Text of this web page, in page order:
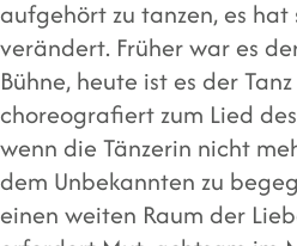
aufgehört zu tanzen, es
verändert. Früher war es
Bühne, heute ist es der
choreografiert zum Lied
wenn die Tänzerin nicht
dem Unbekannten zu
einen weiten Raum der